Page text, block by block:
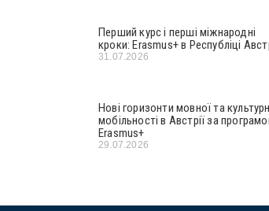
Перший курс і перші міжнародні
кроки: Erasmus+ в Республіці
31.07.2026
Нові горизонти мовної та
мобільності в Австрії за
Erasmus+
29.07.2026